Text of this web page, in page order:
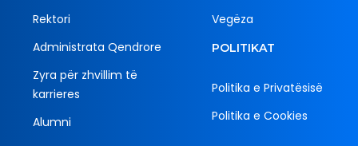
Rektori
Administrata Qendrore
Zyra për zhvillim të
karrieres
Alumni
Vegëza
POLITIKAT
Politika e Privatësisë
Politika e Cookies